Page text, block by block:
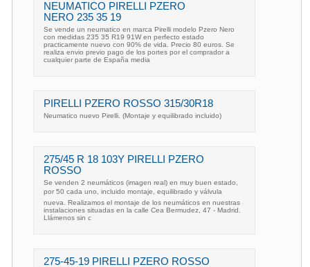
NEUMATICO PIRELLI PZERO
NERO 235 35 19
Se vende un neumatico en marca Pirelli modelo Pzero Nero
con medidas 235 35 R19 91W en perfecto estado
practicamente nuevo con 90% de vida. Precio 80 euros. Se
realiza envio previo pago de los portes por el comprador a
cualquier parte de España media
PIRELLI PZERO ROSSO 315/30R18
Neumatico nuevo Pirelli. (Montaje y equilibrado incluido)
275/45 R 18 103Y PIRELLI PZERO
ROSSO
Se venden 2 neumáticos (imagen real) en muy buen estado,
por 50 cada uno, incluido montaje, equilibrado y válvula
nueva. Realizamos el montaje de los neumáticos en nuestras
instalaciones situadas en la calle Cea Bermudez, 47 - Madrid.
Llámenos sin c
275-45-19 PIRELLI PZERO ROSSO